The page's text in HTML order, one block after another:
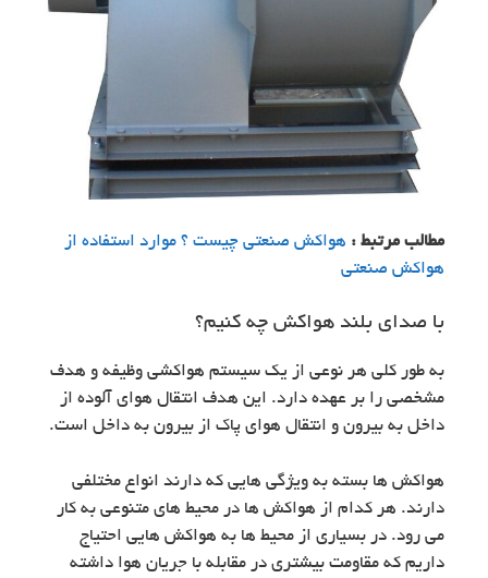
مطالب مرتبط : هواکش صنعتی چیست ؟ موارد استفاده از
هواکش صنعتی
با صدای بلند هواکش چه کنیم؟
به طور کلی هر نوعی از یک سیستم هواکشی وظیفه و هدف
مشخصی را بر عهده دارد. این هدف انتقال هوای آلوده از
داخل به بیرون و انتقال هوای پاک از بیرون به داخل است.
هواکش ها بسته به ویژگی هایی که دارند انواع مختلفی
دارند. هر کدام از هواکش ها در محیط های متنوعی به کار
می رود. در بسیاری از محیط ها به هواکش هایی احتیاج
داریم که مقاومت بیشتری در مقابله با جریان هوا داشته